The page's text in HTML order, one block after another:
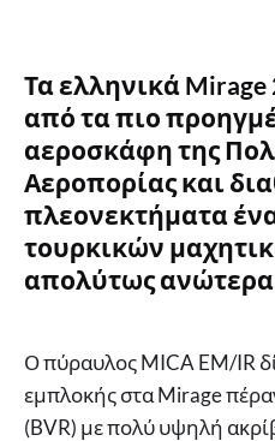
Τα ελληνικά Mirage
από τα πιο
αεροσκάφη της
Αεροπορίας και
πλεονεκτήματα
τουρκικών
απολύτως
Ο πύραυλος MICA EM/IR
εμπλοκής στα Mirage
(BVR) με πολύ υψηλή